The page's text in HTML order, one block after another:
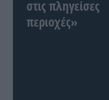
στις πληγείσες
περιοχές»